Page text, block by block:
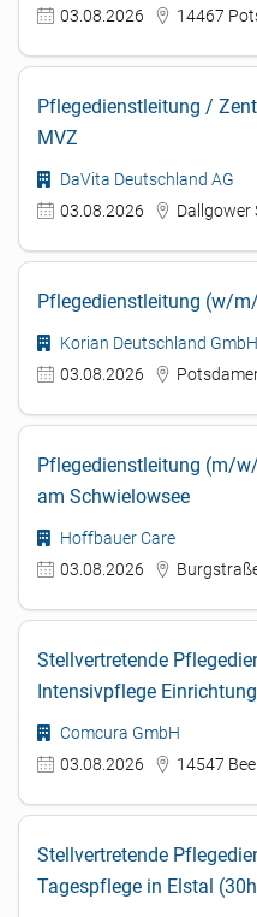
03.08.2026
14467
Pflegedienstleitung /
MVZ
DaVita Deutschland AG
03.08.2026
Dallgower
Pflegedienstleitung (w/
Korian Deutschland GmbH
03.08.2026
Pflegedienstleitung (m/
am Schwielowsee
Hoffbauer Care
03.08.2026
Stellvertretende
Intensivpflege Einrichtung
Comcura GmbH
03.08.2026
14547
Stellvertretende
Tagespflege in Elstal